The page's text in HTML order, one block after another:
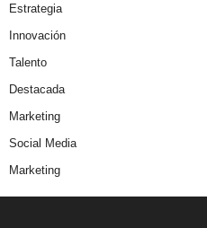
Estrategia
Innovación
Talento
Destacada
Marketing
Social Media
Marketing